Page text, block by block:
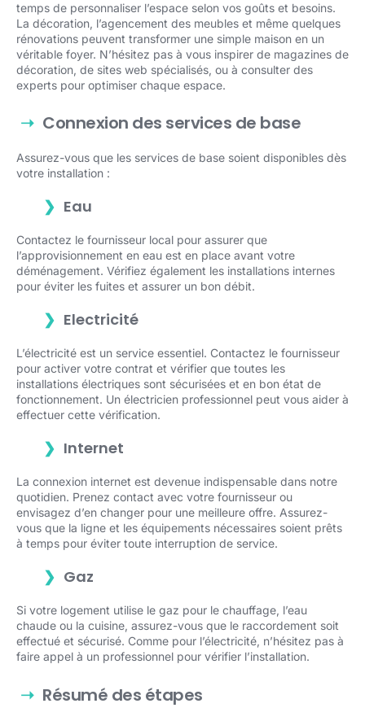
temps de personnaliser l’espace selon vos goûts et besoins.
La décoration, l’agencement des meubles et même quelques
rénovations peuvent transformer une simple maison en un
véritable foyer. N’hésitez pas à vous inspirer de magazines de
décoration, de sites web spécialisés, ou à consulter des
experts pour optimiser chaque espace.
Connexion des services de base
Assurez-vous que les services de base soient disponibles dès
votre installation :
Eau
Contactez le fournisseur local pour assurer que
l’approvisionnement en eau est en place avant votre
déménagement. Vérifiez également les installations internes
pour éviter les fuites et assurer un bon débit.
Electricité
L’électricité est un service essentiel. Contactez le fournisseur
pour activer votre contrat et vérifier que toutes les
installations électriques sont sécurisées et en bon état de
fonctionnement. Un électricien professionnel peut vous aider à
effectuer cette vérification.
Internet
La connexion internet est devenue indispensable dans notre
quotidien. Prenez contact avec votre fournisseur ou
envisagez d’en changer pour une meilleure offre. Assurez-
vous que la ligne et les équipements nécessaires soient prêts
à temps pour éviter toute interruption de service.
Gaz
Si votre logement utilise le gaz pour le chauffage, l’eau
chaude ou la cuisine, assurez-vous que le raccordement soit
effectué et sécurisé. Comme pour l’électricité, n’hésitez pas à
faire appel à un professionnel pour vérifier l’installation.
Résumé des étapes